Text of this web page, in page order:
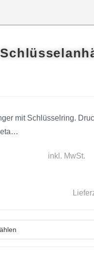
mit Schlüsselring.
inkl. MwSt.